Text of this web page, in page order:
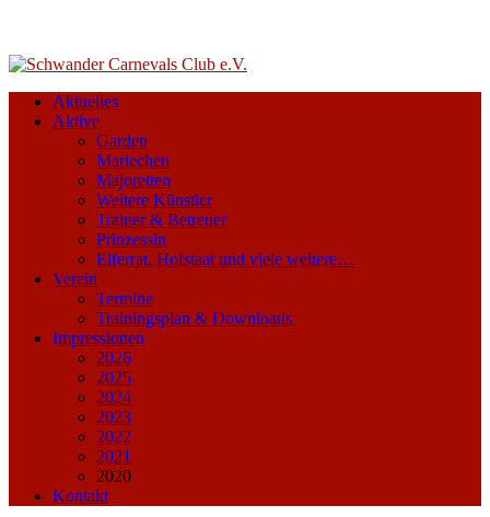
Aktuelles
Aktive
Garden
Mariechen
Majoretten
Weitere Künstler
Trainer & Betreuer
Prinzessin
Elferrat, Hofstaat und viele weitere…
Verein
Termine
Trainingsplan & Downloads
Impressionen
2026
2025
2024
2023
2022
2021
2020
Kontakt